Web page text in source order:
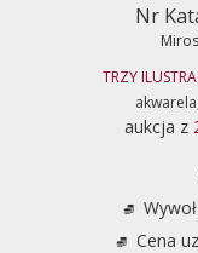
Nr
TRZY
aukcja z
Cena